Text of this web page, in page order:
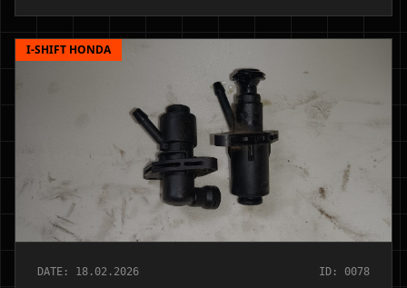
I-SHIFT HONDA
DATE: 18.02.2026 ID: 0078